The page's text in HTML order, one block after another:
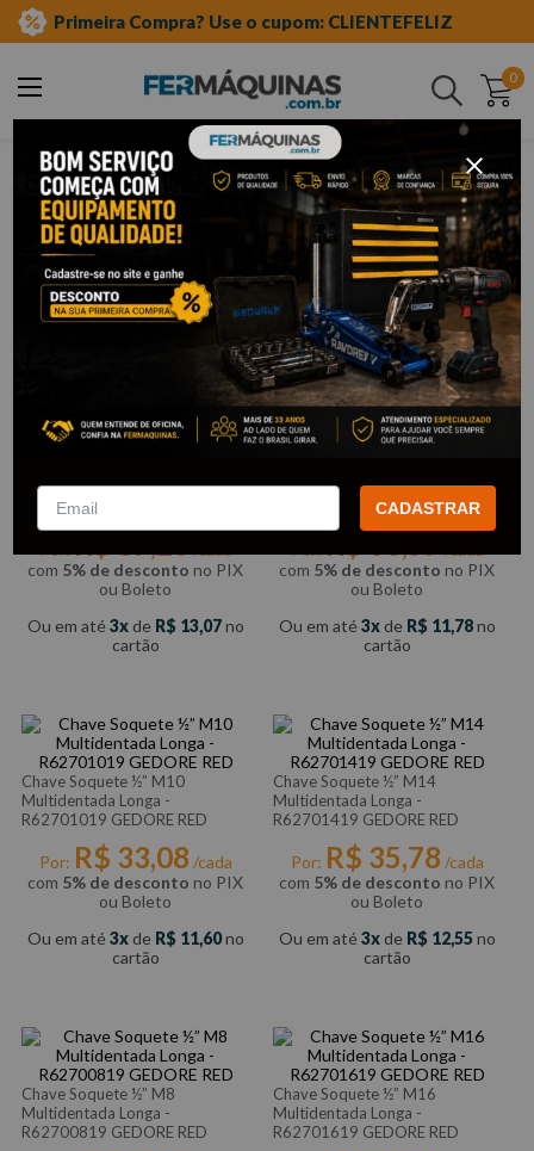
Primeira Compra? Use o cupom: CLIENTEFELIZ
0
Buscar
ferramentas manuais
soquete tipo multidentado
Soquete Tipo Multidentado
Filtrar
1/2" x M14 - KING TONY
com 5% de desconto no PIX
ou Boleto
Ou em até 3 de R$ 13,07no
cartão
Multidentada 1/2" 4 Pçs -
com 5% de desconto no PIX
ou Boleto
Ou em até 3 de R$ 11,78no
cartão
Chave Soquete ½” M10
Multidentada Longa -
R62701019 GEDORE RED
Por: R$ 33,08 /cada
com 5% de desconto no PIX
ou Boleto
Ou em até 3 de R$ 11,60no
cartão
Chave Soquete ½” M14
Multidentada Longa -
R62701419 GEDORE RED
Por: R$ 35,78 /cada
com 5% de desconto no PIX
ou Boleto
Ou em até 3 de R$ 12,55no
cartão
Chave Soquete ½” M8
Multidentada Longa -
R62700819 GEDORE RED
Chave Soquete ½” M16
Multidentada Longa -
R62701619 GEDORE RED
CADASTRAR